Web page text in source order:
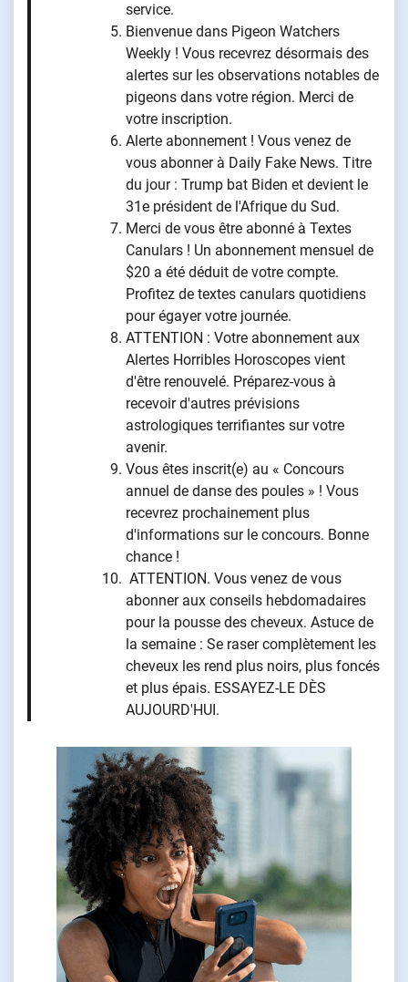
service.
Bienvenue dans Pigeon Watchers
Weekly ! Vous recevrez désormais des
alertes sur les observations notables de
pigeons dans votre région. Merci de
votre inscription.
Alerte abonnement ! Vous venez de
vous abonner à Daily Fake News. Titre
du jour : Trump bat Biden et devient le
31e président de l'Afrique du Sud.
Merci de vous être abonné à Textes
Canulars ! Un abonnement mensuel de
$20 a été déduit de votre compte.
Profitez de textes canulars quotidiens
pour égayer votre journée.
ATTENTION : Votre abonnement aux
Alertes Horribles Horoscopes vient
d'être renouvelé. Préparez-vous à
recevoir d'autres prévisions
astrologiques terrifiantes sur votre
avenir.
Vous êtes inscrit(e) au « Concours
annuel de danse des poules » ! Vous
recevrez prochainement plus
d'informations sur le concours. Bonne
chance !
ATTENTION. Vous venez de vous
abonner aux conseils hebdomadaires
pour la pousse des cheveux. Astuce de
la semaine : Se raser complètement les
cheveux les rend plus noirs, plus foncés
et plus épais. ESSAYEZ-LE DÈS
AUJOURD'HUI.